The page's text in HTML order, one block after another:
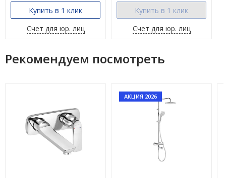
Купить в 1 клик
Счет для юр. лиц
Купить в 1 клик
Счет для юр. лиц
Рекомендуем посмотреть
АКЦИЯ 2026